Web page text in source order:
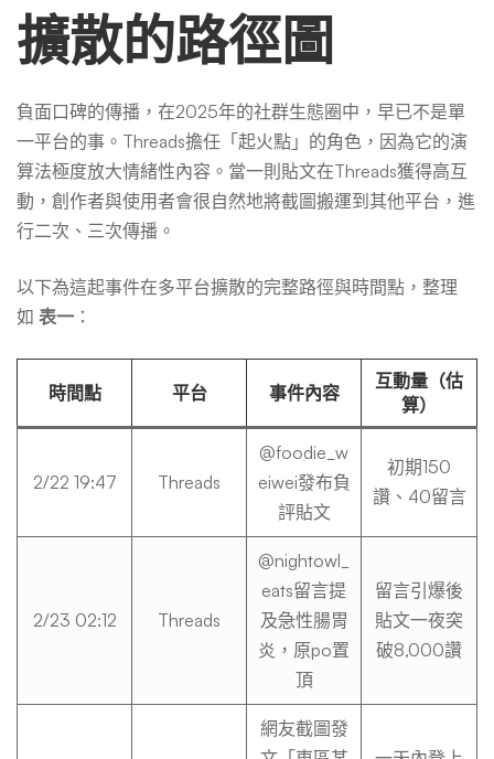
擴散的路徑圖
負面口碑的傳播，在2025年的社群生態圈中，早已不是單
一平台的事。Threads擔任「起火點」的角色，因為它的演
算法極度放大情緒性內容。當一則貼文在Threads獲得高互
動，創作者與使用者會很自然地將截圖搬運到其他平台，進
行二次、三次傳播。
以下為這起事件在多平台擴散的完整路徑與時間點，整理
如 表一 ：
時間點 平台 事件內容
互動量（估
算）
2/22 19:47 Threads
@foodie_w
eiwei發布負
評貼文
初期150
讚、40留言
2/23 02:12 Threads
@nightowl_
eats留言提
及急性腸胃
炎，原po置
頂
留言引爆後
貼文一夜突
破8,000讚
網友截圖發